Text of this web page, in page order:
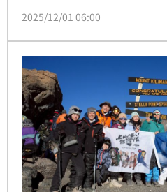
線，過程艱難，在睡袋內一
2025/12/01 06:00